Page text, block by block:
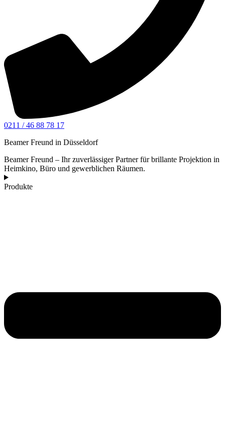
0211 / 46 88 78 17
Beamer Freund in Düsseldorf
Beamer Freund – Ihr zuverlässiger Partner für brillante Projektion in
Heimkino, Büro und gewerblichen Räumen.
Produkte